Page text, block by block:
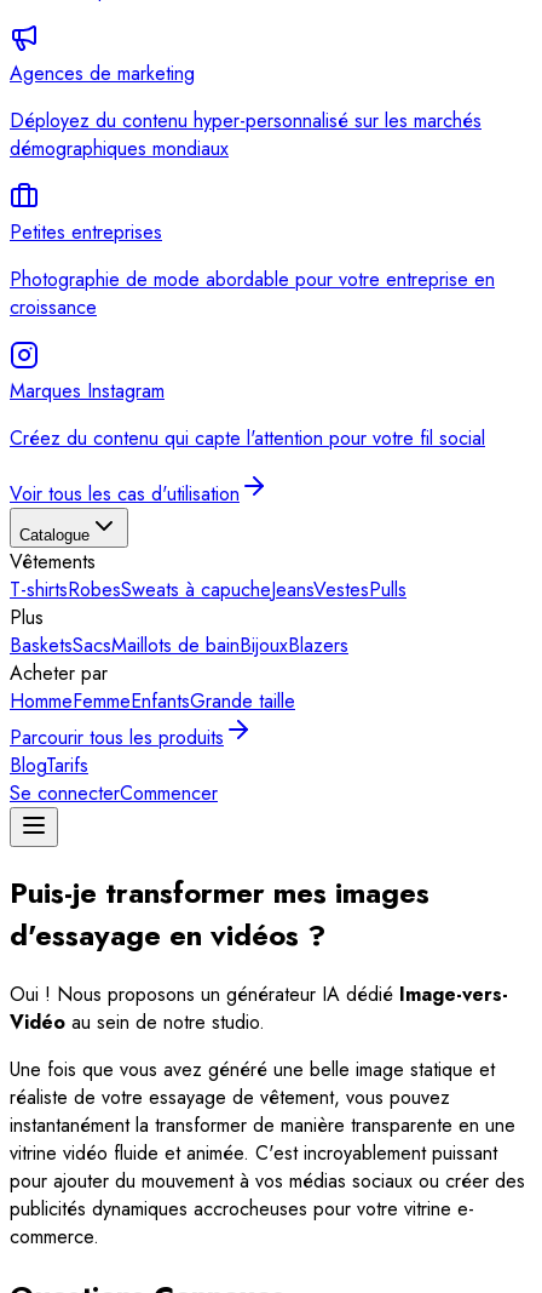
Agences de marketing
Déployez du contenu hyper-personnalisé sur les marchés
démographiques mondiaux
Petites entreprises
Photographie de mode abordable pour votre entreprise en
croissance
Marques Instagram
Créez du contenu qui capte l'attention pour votre fil social
Voir tous les cas d'utilisation
Catalogue
Vêtements
T-shirtsRobesSweats à capucheJeansVestesPulls
Plus
BasketsSacsMaillots de bainBijouxBlazers
Acheter par
HommeFemmeEnfantsGrande taille
Parcourir tous les produits
BlogTarifs
Se connecterCommencer
Puis-je transformer mes images
d'essayage en vidéos ?
Oui ! Nous proposons un générateur IA dédié Image-vers-
Vidéo au sein de notre studio.
Une fois que vous avez généré une belle image statique et
réaliste de votre essayage de vêtement, vous pouvez
instantanément la transformer de manière transparente en une
vitrine vidéo fluide et animée. C'est incroyablement puissant
pour ajouter du mouvement à vos médias sociaux ou créer des
publicités dynamiques accrocheuses pour votre vitrine e-
commerce.